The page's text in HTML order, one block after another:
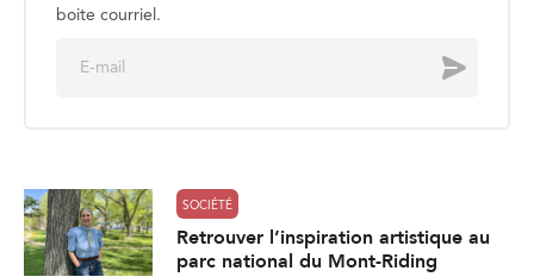
boite courriel.
Envoyer
SOCIÉTÉ
Retrouver l’inspiration artistique au
parc national du Mont-Riding